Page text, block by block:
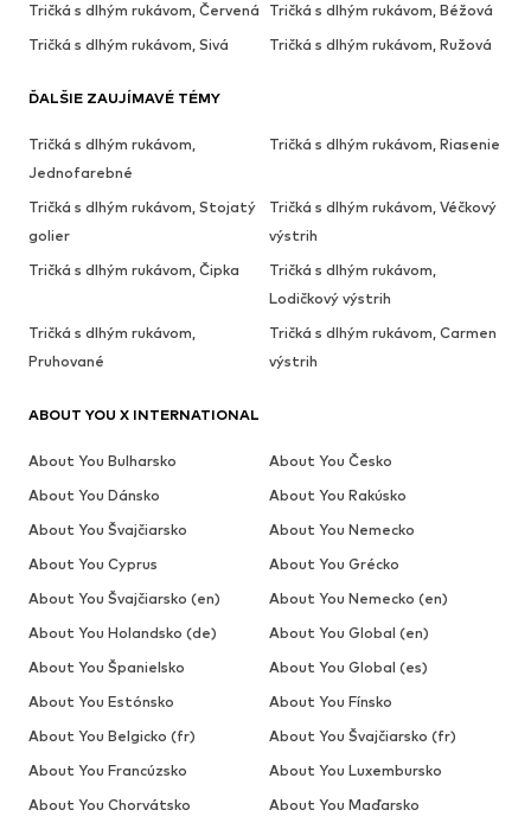
Tričká s dlhým rukávom, Červená
Tričká s dlhým rukávom, Béžová
Tričká s dlhým rukávom, Sivá
Tričká s dlhým rukávom, Ružová
ĎALŠIE ZAUJÍMAVÉ TÉMY
Tričká s dlhým rukávom,
Jednofarebné
Tričká s dlhým rukávom, Riasenie
Tričká s dlhým rukávom, Stojatý
golier
Tričká s dlhým rukávom, Véčkový
výstrih
Tričká s dlhým rukávom, Čipka
Tričká s dlhým rukávom,
Lodičkový výstrih
Tričká s dlhým rukávom,
Pruhované
Tričká s dlhým rukávom, Carmen
výstrih
ABOUT YOU X INTERNATIONAL
About You Bulharsko
About You Česko
About You Dánsko
About You Rakúsko
About You Švajčiarsko
About You Nemecko
About You Cyprus
About You Grécko
About You Švajčiarsko (en)
About You Nemecko (en)
About You Holandsko (de)
About You Global (en)
About You Španielsko
About You Global (es)
About You Estónsko
About You Fínsko
About You Belgicko (fr)
About You Švajčiarsko (fr)
About You Francúzsko
About You Luxembursko
About You Chorvátsko
About You Maďarsko